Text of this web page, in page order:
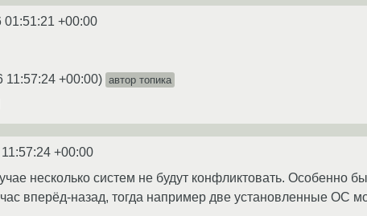
01:51:21 +00:00
11:57:24 +00:00) автор топика
+00:00
несколько систем не будут конфликтовать. Особенно
вперёд-назад, тогда например две установленные ОС